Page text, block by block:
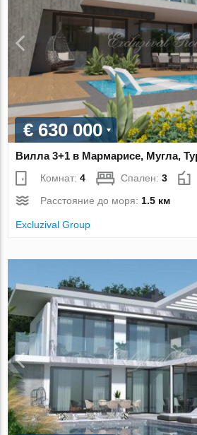
€ 630 000
Вилла 3+1 в Мармарисе, Мугла,
Комнат:4 Спален:3
Расстояние до моря:1.5 км
Excluzival Group